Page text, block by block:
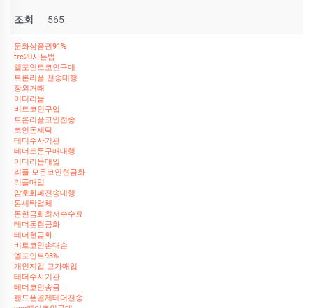
조회 565
문화상품권91%
trc20사는법
엘포인트코인구매
트론리플 전송대행
장외거래
이더리움
비트코인구입
트론리플코인전송
코인돈세탁
테더수사기관
테더트론구매대행
이더리움매입
리플 모든코인현금화
리플매입
암호화폐전송대행
돈세탁업체
돈현금화최저수수료
테더돈현금화
테더현금화
비트코인손대손
엘포인트93%
개인지갑 고가매입
테더수사기관
테더코인송금
핸드폰결제테더전송